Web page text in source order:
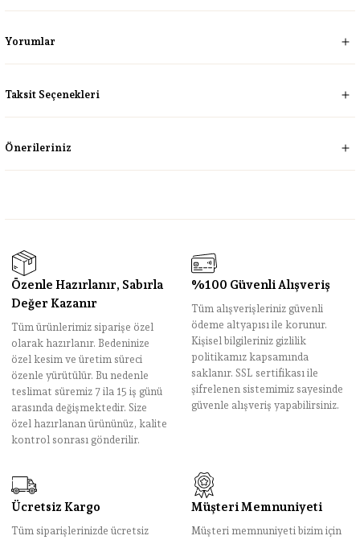
Yorumlar
Taksit Seçenekleri
Önerileriniz
Özenle Hazırlanır, Sabırla
Değer Kazanır
Tüm ürünlerimiz siparişe özel
olarak hazırlanır. Bedeninize
özel kesim ve üretim süreci
özenle yürütülür. Bu nedenle
teslimat süremiz 7 ila 15 iş günü
arasında değişmektedir. Size
özel hazırlanan ürününüz, kalite
kontrol sonrası gönderilir.
%100 Güvenli Alışveriş
Tüm alışverişleriniz güvenli
ödeme altyapısı ile korunur.
Kişisel bilgileriniz gizlilik
politikamız kapsamında
saklanır. SSL sertifikası ile
şifrelenen sistemimiz sayesinde
güvenle alışveriş yapabilirsiniz.
Ücretsiz Kargo
Tüm siparişlerinizde ücretsiz
Müşteri Memnuniyeti
Müşteri memnuniyeti bizim için